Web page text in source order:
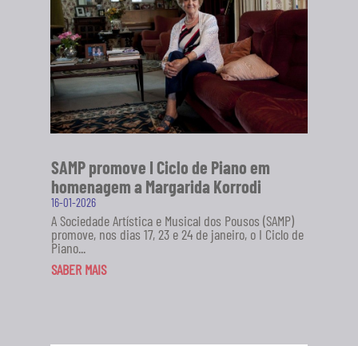
SAMP promove I Ciclo de Piano em
homenagem a Margarida Korrodi
16-01-2026
A Sociedade Artística e Musical dos Pousos (SAMP)
promove, nos dias 17, 23 e 24 de janeiro, o I Ciclo de
Piano...
SABER MAIS